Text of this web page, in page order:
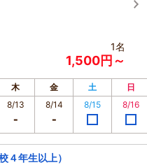
1名
1,500円～
木 金 土
日
8/13 8/14 8/15 8/16
４年生以上）